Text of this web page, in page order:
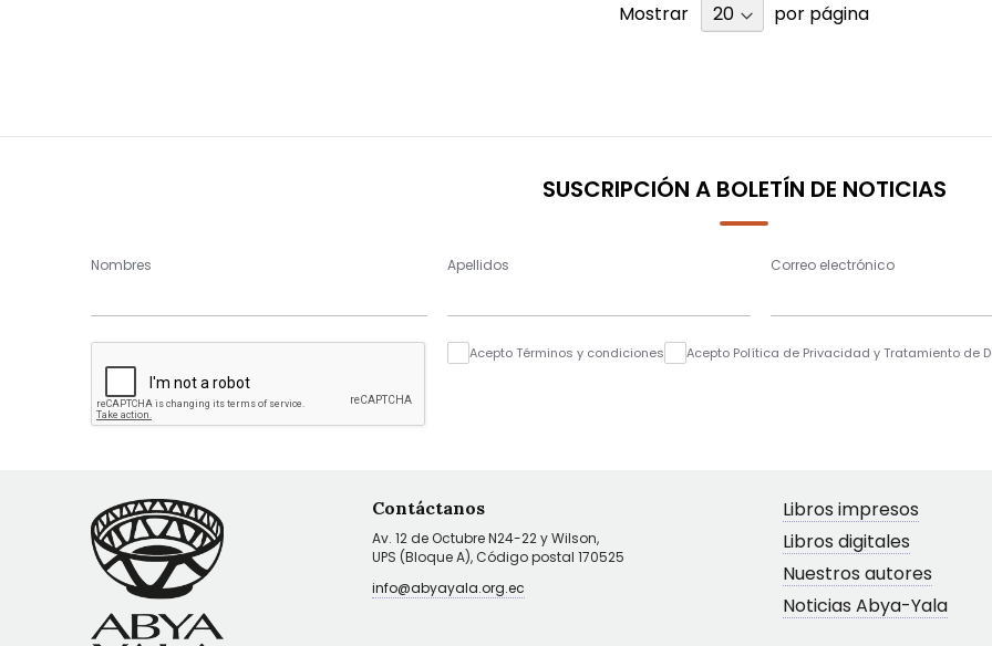
Mostrar por página
SUSCRIPCIÓN A BOLETÍN DE NOTICIAS
Nombres Apellidos Correo electrónico
Acepto Términos y condiciones Acepto Política de Privacidad y Tratamiento de
Contáctanos
Av. 12 de Octubre N24-22 y Wilson,
UPS (Bloque A), Código postal 170525
info@abyayala.org.ec
Libros impresos
Libros digitales
Nuestros autores
Noticias Abya-Yala